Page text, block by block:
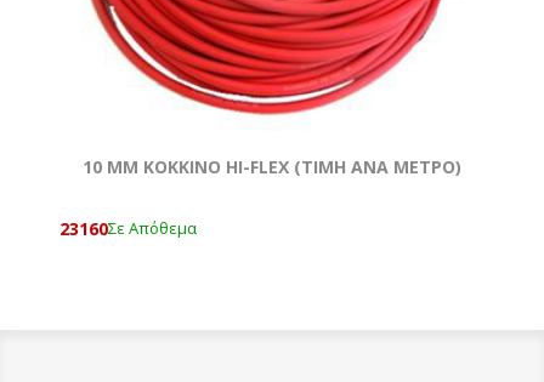
10 MM ΚΟΚΚΙΝΟ HI-FLEX (TIMH ANA METΡΟ)
23160Σε Απόθεμα